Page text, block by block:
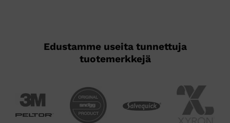
Edustamme useita tunnettuja
tuotemerkkejä